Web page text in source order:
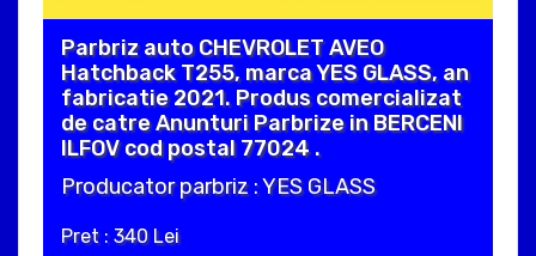
Parbriz auto CHEVROLET AVEO
Hatchback T255, marca YES GLASS, an
fabricatie 2021. Produs comercializat
de catre Anunturi Parbrize in BERCENI
ILFOV cod postal 77024 .
Producator parbriz : YES GLASS
Pret : 340 Lei